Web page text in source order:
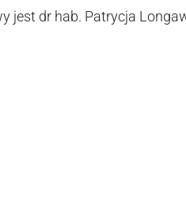
jest dr hab. Patrycja